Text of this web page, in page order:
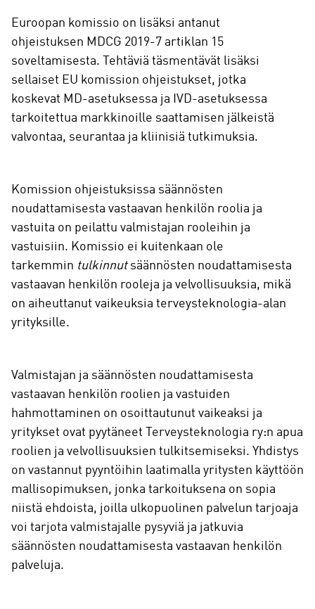
Euroopan komissio on lisäksi antanut
ohjeistuksen MDCG 2019-7 artiklan 15
soveltamisesta. Tehtäviä täsmentävät lisäksi
sellaiset EU komission ohjeistukset, jotka
koskevat MD-asetuksessa ja IVD-asetuksessa
tarkoitettua markkinoille saattamisen jälkeistä
valvontaa, seurantaa ja kliinisiä tutkimuksia.
Komission ohjeistuksissa säännösten
noudattamisesta vastaavan henkilön roolia ja
vastuita on peilattu valmistajan rooleihin ja
vastuisiin. Komissio ei kuitenkaan ole
tarkemmin tulkinnutsäännösten noudattamisesta
vastaavan henkilön rooleja ja velvollisuuksia, mikä
on aiheuttanut vaikeuksia terveysteknologia-alan
yrityksille.
Valmistajan ja säännösten noudattamisesta
vastaavan henkilön roolien ja vastuiden
hahmottaminen on osoittautunut vaikeaksi ja
yritykset ovat pyytäneet Terveysteknologia ry:n apua
roolien ja velvollisuuksien tulkitsemiseksi. Yhdistys
on vastannut pyyntöihin laatimalla yritysten käyttöön
mallisopimuksen, jonka tarkoituksena on sopia
niistä ehdoista, joilla ulkopuolinen palvelun tarjoaja
voi tarjota valmistajalle pysyviä ja jatkuvia
säännösten noudattamisesta vastaavan henkilön
palveluja.